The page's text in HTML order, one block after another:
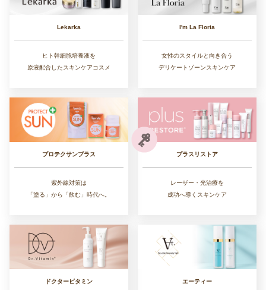
Lekarka
ヒト幹細胞培養液を
原液配合したスキンケアコスメ
I'm La Floria
女性のスタイルと向き合う
デリケートゾーンスキンケア
プロテクサンプラス
紫外線対策は
「塗る」から「飲む」時代へ。
プラスリストア
レーザー・光治療を
成功へ導くスキンケア
ドクタービタミン エーティー